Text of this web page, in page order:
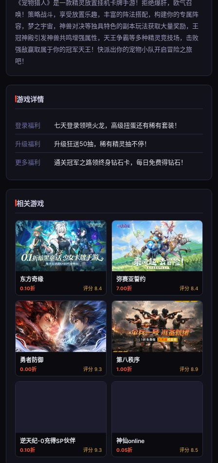
《宠物猎人》是一款精灵放置挂机卡牌手游！拒绝爆肝，欧气召
唤！策略战斗，享受放置乐趣，丰富的阵法搭配，构建你的专属阵
容，梦之宇宙，神兽对决等独具特色的副本玩法获取大量奖励，王
冠神殿引发神兽共鸣增强属性，天王争霸等多种精灵竞技场，击败
强敌赢取属于你的冠军天王！快派出你的宠物小队开启冒险之旅
吧！
游戏详情
登录福利 七天登录领喷火龙，高级扭蛋还有稀有套装！
升级福利 升级狂送50抽，稀有精灵抽不停！
更多福利 通关冠军之路领终身钻石卡，每日免费得钻石！
相关游戏
东方奇缘
0.10折 评分 8.4
弥赛亚誓约
7.00折 评分 8.4
勇者防御
0.00折 评分 9.3
第八秩序
1.00折 评分 8.9
逆天纪-0充得SP伙伴
0.10折 评分 9.3
神仙online
0.05折 评分 8.5